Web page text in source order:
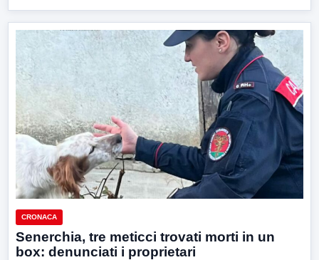
CRONACA
Senerchia, tre meticci trovati morti in un
box: denunciati i proprietari